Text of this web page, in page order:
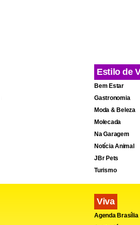
"É sempre
partidas e
quando
Estilo de
Bem Estar
Gastronomia
Moda & Beleza
Molecada
Na Garagem
Notícia Animal
JBr Pets
Turismo
Viva
Agenda Brasília